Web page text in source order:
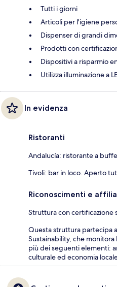
Tutti i giorni
Articoli per l'igiene
Dispenser di grandi
Prodotti con
Dispositivi a risparmio
Utilizza illuminazione a
In evidenza
Ristoranti
Andalucía: ristorante a
Tivoli: bar in loco. Aperto
Riconoscimenti e
Struttura con certificazione
Questa struttura partecipa
Sustainability, che
più dei seguenti elementi:
culturale ed economia